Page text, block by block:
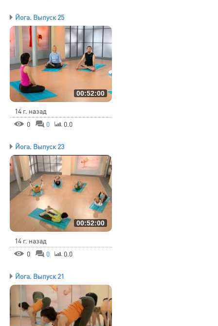
Йога. Выпуск 25
00:52:00
14 г. назад
0
0 0.0
Йога. Выпуск 23
00:52:00
14 г. назад
0
0 0.0
Йога. Выпуск 21